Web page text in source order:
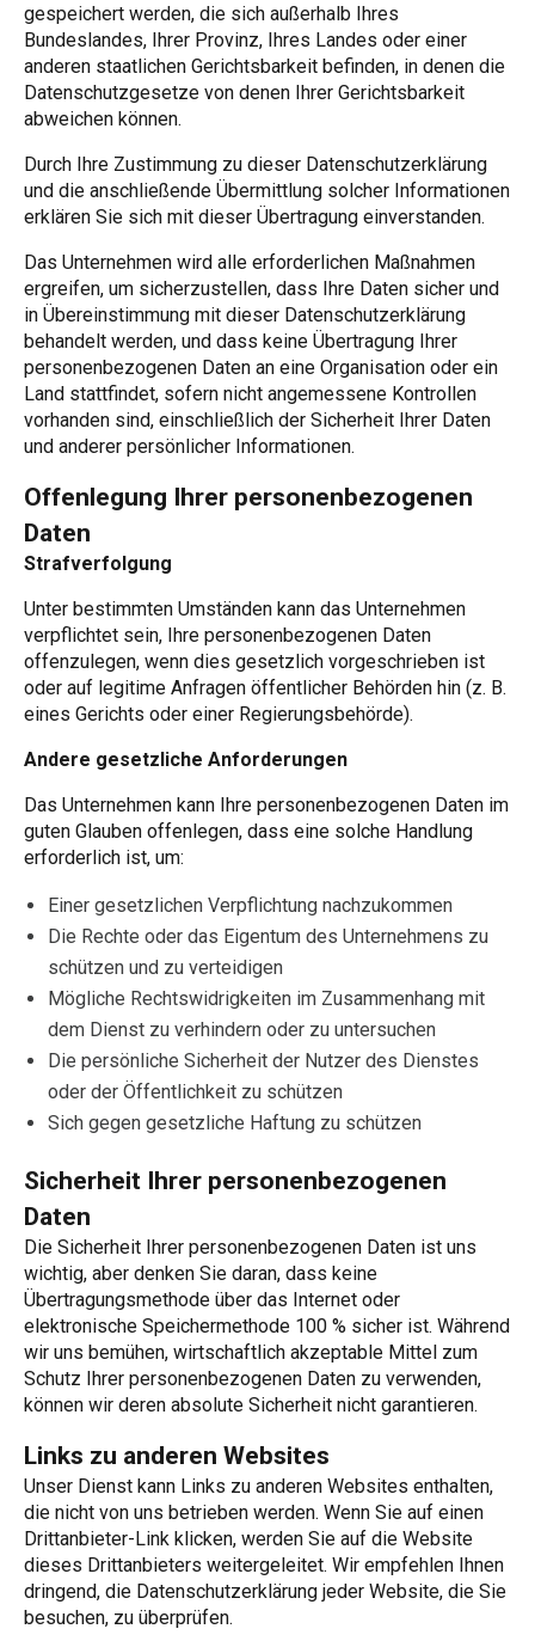
gespeichert werden, die sich außerhalb Ihres
Bundeslandes, Ihrer Provinz, Ihres Landes oder einer
anderen staatlichen Gerichtsbarkeit befinden, in denen die
Datenschutzgesetze von denen Ihrer Gerichtsbarkeit
abweichen können.
Durch Ihre Zustimmung zu dieser Datenschutzerklärung
und die anschließende Übermittlung solcher Informationen
erklären Sie sich mit dieser Übertragung einverstanden.
Das Unternehmen wird alle erforderlichen Maßnahmen
ergreifen, um sicherzustellen, dass Ihre Daten sicher und
in Übereinstimmung mit dieser Datenschutzerklärung
behandelt werden, und dass keine Übertragung Ihrer
personenbezogenen Daten an eine Organisation oder ein
Land stattfindet, sofern nicht angemessene Kontrollen
vorhanden sind, einschließlich der Sicherheit Ihrer Daten
und anderer persönlicher Informationen.
Offenlegung Ihrer personenbezogenen
Daten
Strafverfolgung
Unter bestimmten Umständen kann das Unternehmen
verpflichtet sein, Ihre personenbezogenen Daten
offenzulegen, wenn dies gesetzlich vorgeschrieben ist
oder auf legitime Anfragen öffentlicher Behörden hin (z. B.
eines Gerichts oder einer Regierungsbehörde).
Andere gesetzliche Anforderungen
Das Unternehmen kann Ihre personenbezogenen Daten im
guten Glauben offenlegen, dass eine solche Handlung
erforderlich ist, um:
Einer gesetzlichen Verpflichtung nachzukommen
Die Rechte oder das Eigentum des Unternehmens zu
schützen und zu verteidigen
Mögliche Rechtswidrigkeiten im Zusammenhang mit
dem Dienst zu verhindern oder zu untersuchen
Die persönliche Sicherheit der Nutzer des Dienstes
oder der Öffentlichkeit zu schützen
Sich gegen gesetzliche Haftung zu schützen
Sicherheit Ihrer personenbezogenen
Daten
Die Sicherheit Ihrer personenbezogenen Daten ist uns
wichtig, aber denken Sie daran, dass keine
Übertragungsmethode über das Internet oder
elektronische Speichermethode 100 % sicher ist. Während
wir uns bemühen, wirtschaftlich akzeptable Mittel zum
Schutz Ihrer personenbezogenen Daten zu verwenden,
können wir deren absolute Sicherheit nicht garantieren.
Links zu anderen Websites
Unser Dienst kann Links zu anderen Websites enthalten,
die nicht von uns betrieben werden. Wenn Sie auf einen
Drittanbieter-Link klicken, werden Sie auf die Website
dieses Drittanbieters weitergeleitet. Wir empfehlen Ihnen
dringend, die Datenschutzerklärung jeder Website, die Sie
besuchen, zu überprüfen.